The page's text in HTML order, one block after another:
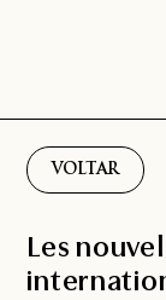
VOLTAR
Les